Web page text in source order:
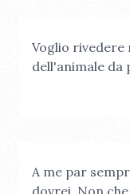
Voglio rivedere
dell'animale da
A me par
dovrei. Non